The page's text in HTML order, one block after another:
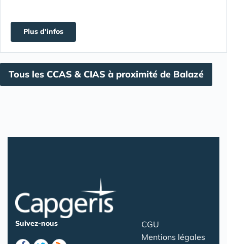
Plus d'infos
Tous les CCAS & CIAS à proximité de Balazé
Suivez-nous
CGU
Mentions légales